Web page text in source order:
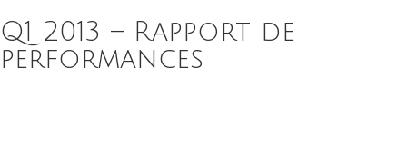
Q1 2013 – Rapport de
performances